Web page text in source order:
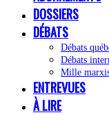
DOSSIERS
DÉBATS
Débats
Débats
Mille
ENTREVUES
À LIRE